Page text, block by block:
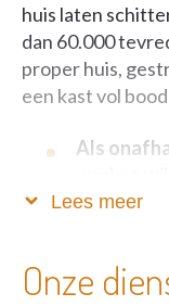
huis laten
dan 60.000
proper huis,
een kast vol
Als
verloopt alles
Lees meer
Onze